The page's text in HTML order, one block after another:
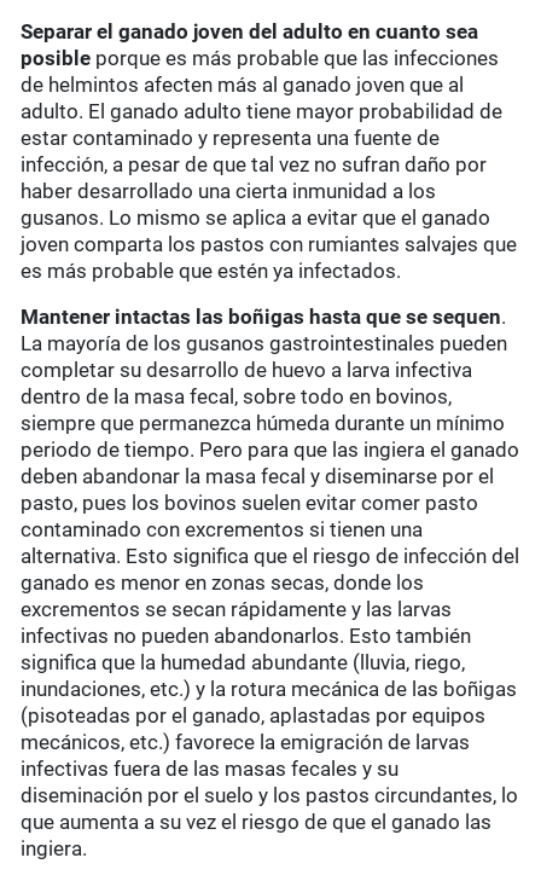
Separar el ganado joven del adulto en cuanto sea
posible porque es más probable que las infecciones
de helmintos afecten más al ganado joven que al
adulto. El ganado adulto tiene mayor probabilidad de
estar contaminado y representa una fuente de
infección, a pesar de que tal vez no sufran daño por
haber desarrollado una cierta inmunidad a los
gusanos. Lo mismo se aplica a evitar que el ganado
joven comparta los pastos con rumiantes salvajes que
es más probable que estén ya infectados.
Mantener intactas las boñigas hasta que se sequen.
La mayoría de los gusanos gastrointestinales pueden
completar su desarrollo de huevo a larva infectiva
dentro de la masa fecal, sobre todo en bovinos,
siempre que permanezca húmeda durante un mínimo
periodo de tiempo. Pero para que las ingiera el ganado
deben abandonar la masa fecal y diseminarse por el
pasto, pues los bovinos suelen evitar comer pasto
contaminado con excrementos si tienen una
alternativa. Esto significa que el riesgo de infección del
ganado es menor en zonas secas, donde los
excrementos se secan rápidamente y las larvas
infectivas no pueden abandonarlos. Esto también
significa que la humedad abundante (lluvia, riego,
inundaciones, etc.) y la rotura mecánica de las boñigas
(pisoteadas por el ganado, aplastadas por equipos
mecánicos, etc.) favorece la emigración de larvas
infectivas fuera de las masas fecales y su
diseminación por el suelo y los pastos circundantes, lo
que aumenta a su vez el riesgo de que el ganado las
ingiera.